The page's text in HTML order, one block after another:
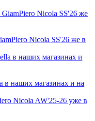
Nicola SS'26 же в
в наших магазинах и на